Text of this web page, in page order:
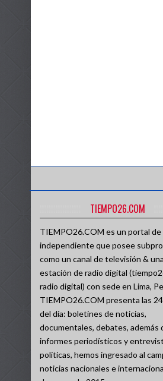
TIEMPO26.COM
TIEMPO26.COM es un portal
independiente que posee
como un canal de televisión & una
estación de radio digital
radio digital) con sede en Lima,
TIEMPO26.COM presenta las
del día: boletines de noticias,
documentales, debates, además
informes periodísticos y
políticas, hemos ingresado al
noticias nacionales e